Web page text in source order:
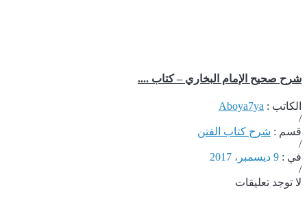
شرح صحيح الإمام البخاري – كتاب ....
الكاتب : Aboya7ya
/
قسم : شرح كتاب الفتن
/
في : 9 ديسمبر، 2017
/
لا توجد تعليقات